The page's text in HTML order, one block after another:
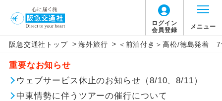
ログイン
会員登録
メニュー
阪急交通社トップ > 海外旅行 > ＜前泊付き＞高松/徳島発着 7
重要なお知らせ
ウェブサービス休止のお知らせ（8/10、8/11）
中東情勢に伴うツアーの催行について
旅行代金に燃油サーチャージは含まれており
ません。別途お支払いが必要となります。
目安：39,400円（2026/05/14現在）
※上記の燃油サーチャージは変更になる場合
旅行代金に、以下の料金は含まれておりませ
ん。別途お支払が必要となります。
【日本国内空港施設使用料】
このツアーは以下の出発地から追加代金でご参
加いただけます。
※リクエスト受付の場合、ご手配の可否は後日回答さ
せていただきます。
アイコン 説明
添乗員同行
往路出発空港（駅）から復路到着空港
（駅）まで同行します。